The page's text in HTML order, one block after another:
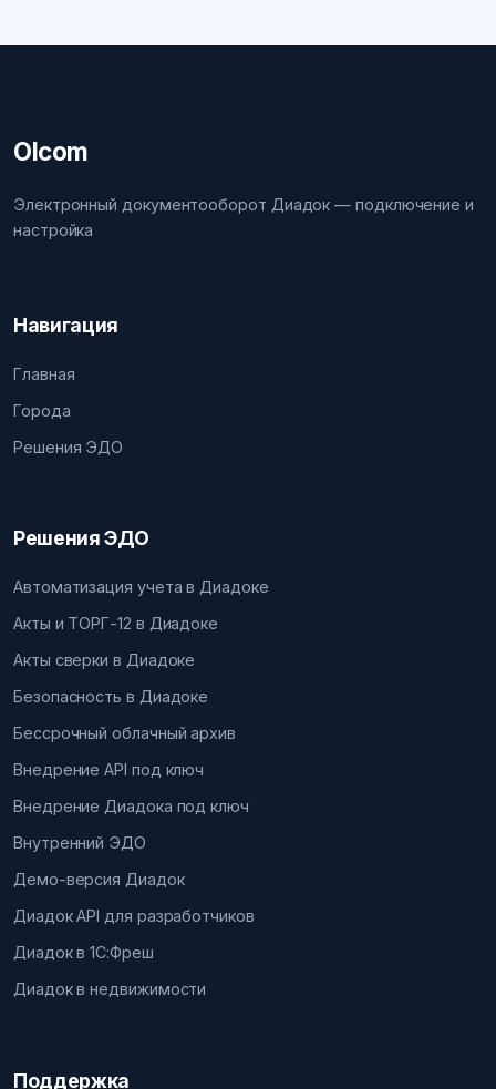
Olcom
Электронный документооборот Диадок — подключение и
настройка
Навигация
Главная
Города
Решения ЭДО
Решения ЭДО
Автоматизация учета в Диадоке
Акты и ТОРГ-12 в Диадоке
Акты сверки в Диадоке
Безопасность в Диадоке
Бессрочный облачный архив
Внедрение API под ключ
Внедрение Диадока под ключ
Внутренний ЭДО
Демо-версия Диадок
Диадок API для разработчиков
Диадок в 1С:Фреш
Диадок в недвижимости
Поддержка